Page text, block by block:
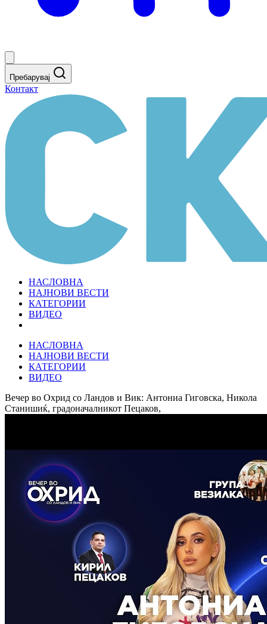
Пребарувај
Контакт
НАСЛОВНА
НАЈНОВИ ВЕСТИ
КАТЕГОРИИ
ВИДЕО
НАСЛОВНА
НАЈНОВИ ВЕСТИ
КАТЕГОРИИ
ВИДЕО
Вечер во Охрид со Ландов и Вик: Антониа Гиговска, Никола
Станишиќ, градоначалникот Пецаков,